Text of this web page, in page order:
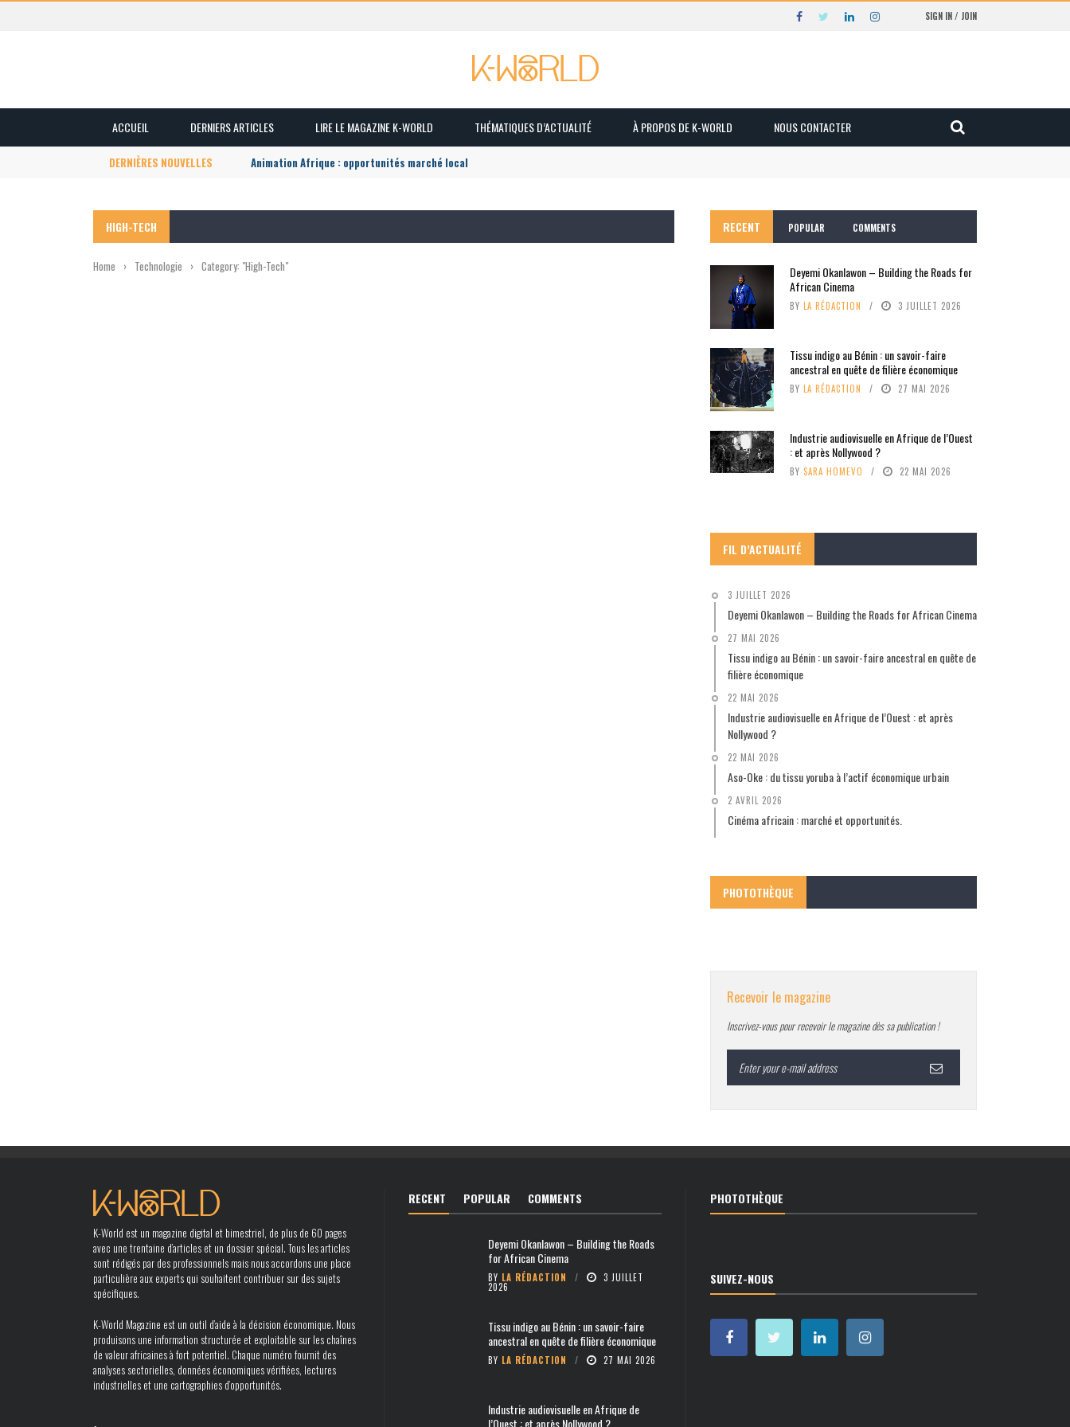
SIGN IN / JOIN
ACCUEIL DERNIERS ARTICLES LIRE LE MAGAZINE K-WORLD THÉMATIQUES D’ACTUALITÉ À PROPOS DE K-WORLD NOUS CONTACTER
DERNIÈRES NOUVELLES Animation Afrique : opportunités marché local
HIGH-TECH
Home › Technologie › Category: "High-Tech"
RECENT POPULAR COMMENTS
Deyemi Okanlawon – Building the Roads for
African Cinema
BY LA RÉDACTION 3 JUILLET 2026
Tissu indigo au Bénin : un savoir-faire
ancestral en quête de filière économique
BY LA RÉDACTION 27 MAI 2026
Industrie audiovisuelle en Afrique de l’Ouest
: et après Nollywood ?
BY SARA HOMEVO 22 MAI 2026
FIL D’ACTUALITÉ
3 JUILLET 2026
Deyemi Okanlawon – Building the Roads for African Cinema
27 MAI 2026
Tissu indigo au Bénin : un savoir-faire ancestral en quête de
filière économique
22 MAI 2026
Industrie audiovisuelle en Afrique de l’Ouest : et après
Nollywood ?
22 MAI 2026
Aso-Oke : du tissu yoruba à l’actif économique urbain
2 AVRIL 2026
Cinéma africain : marché et opportunités.
PHOTOTHÈQUE
Recevoir le magazine
Inscrivez-vous pour recevoir le magazine dès sa publication !
K-World est un magazine digital et bimestriel, de plus de 60 pages
avec une trentaine d’articles et un dossier spécial. Tous les articles
sont rédigés par des professionnels mais nous accordons une place
particulière aux experts qui souhaitent contribuer sur des sujets
spécifiques.
K-World Magazine est un outil d’aide à la décision économique. Nous
produisons une information structurée et exploitable sur les chaînes
de valeur africaines à fort potentiel. Chaque numéro fournit des
analyses sectorielles, données économiques vérifiées, lectures
industrielles et une cartographies d’opportunités.
RECENT POPULAR COMMENTS
Deyemi Okanlawon – Building the Roads
for African Cinema
BY LA RÉDACTION 3 JUILLET
2026
Tissu indigo au Bénin : un savoir-faire
ancestral en quête de filière économique
BY LA RÉDACTION 27 MAI 2026
Industrie audiovisuelle en Afrique de
l’Ouest : et après Nollywood ?
PHOTOTHÈQUE
SUIVEZ-NOUS